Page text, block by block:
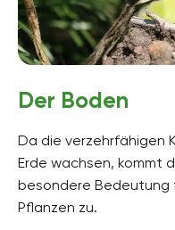
Der Boden
Da die verzehrfähigen
Erde wachsen, kommt
besondere Bedeutung
Pflanzen zu.